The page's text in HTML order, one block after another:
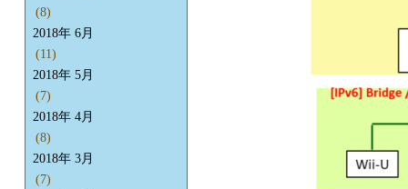
(8)
2018年 6月
(11)
2018年 5月
(7)
2018年 4月
(8)
2018年 3月
(7)